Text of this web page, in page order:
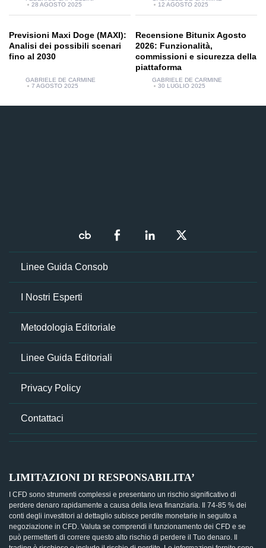
28 AGOSTO 2025
12 AGOSTO 2025
Previsioni Maxi Doge (MAXI):
Analisi dei possibili scenari
fino al 2030
GABRIELE DE CARMINE
7 AGOSTO 2025
Recensione Bitunix Agosto
2026: Funzionalità,
commissioni e sicurezza della
piattaforma
GABRIELE DE CARMINE
30 LUGLIO 2025
Linee Guida Consob
I Nostri Esperti
Metodologia Editoriale
Linee Guida Editoriali
Privacy Policy
Contattaci
LIMITAZIONI DI RESPONSABILITA’
I CFD sono strumenti complessi e presentano un rischio significativo di
perdere denaro rapidamente a causa della leva finanziaria. Il 74-85 % dei
conti degli investitori al dettaglio subisce perdite monetarie in seguito a
negoziazione in CFD. Valuta se comprendi il funzionamento dei CFD e se
può permetterti di correre questo alto rischio di perdere il Tuo denaro. Il